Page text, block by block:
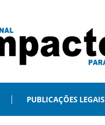
PUBLICAÇÕES LEGAIS